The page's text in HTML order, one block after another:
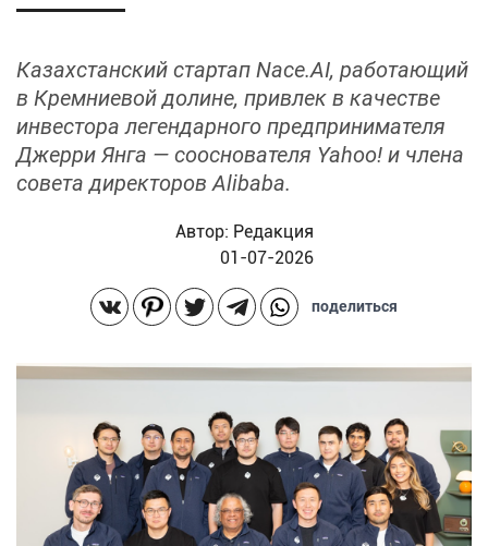
Казахстанский стартап Nace.AI, работающий
в Кремниевой долине, привлек в качестве
инвестора легендарного предпринимателя
Джерри Янга — сооснователя Yahoo! и члена
совета директоров Alibaba.
поделиться
Автор: Редакция
01-07-2026